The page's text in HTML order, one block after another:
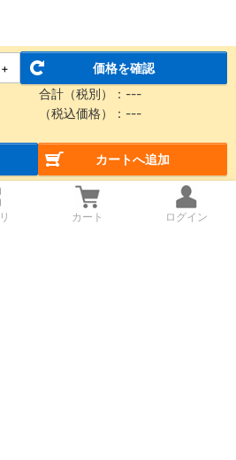
+
価格を確認
合計（税別）： ---
（税込価格）： ---
カートへ追加
カート ログイン